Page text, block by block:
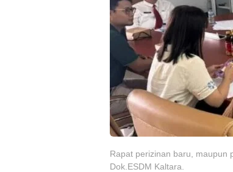
Rapat perizinan baru, maupun
Dok.ESDM Kaltara.